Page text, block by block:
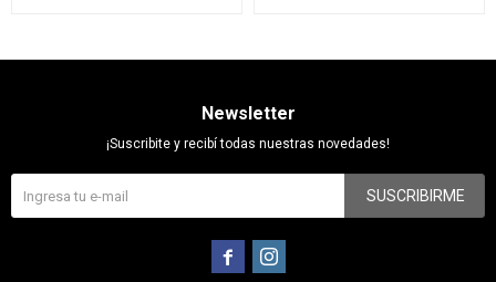
Newsletter
¡Suscribite y recibí todas nuestras novedades!
SUSCRIBIRME
 